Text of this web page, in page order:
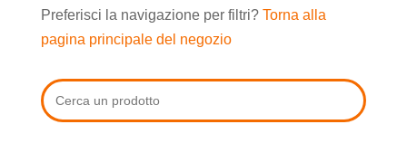
Preferisci la navigazione per filtri? Torna alla
pagina principale del negozio